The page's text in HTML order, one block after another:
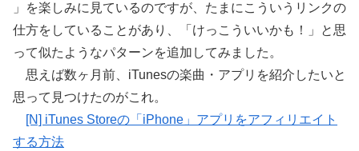
」を楽しみに見ているのですが、たまにこういうリンクの
仕方をしていることがあり、「けっこういいかも！」と思
って似たようなパターンを追加してみました。
思えば数ヶ月前、iTunesの楽曲・アプリを紹介したいと
思って見つけたのがこれ。
[N] iTunes Storeの「iPhone」アプリをアフィリエイト
する方法